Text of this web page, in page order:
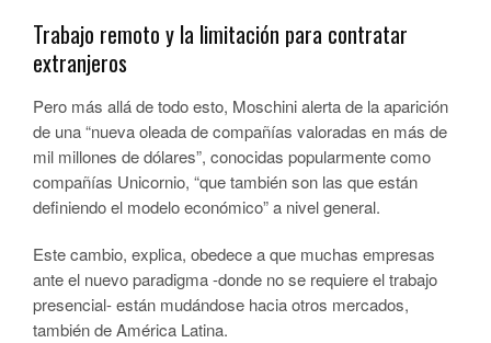
Trabajo remoto y la limitación para contratar
extranjeros
Pero más allá de todo esto, Moschini alerta de la aparición
de una “nueva oleada de compañías valoradas en más de
mil millones de dólares”, conocidas popularmente como
compañías Unicornio, “que también son las que están
definiendo el modelo económico” a nivel general.
Este cambio, explica, obedece a que muchas empresas
ante el nuevo paradigma -donde no se requiere el trabajo
presencial- están mudándose hacia otros mercados,
también de América Latina.